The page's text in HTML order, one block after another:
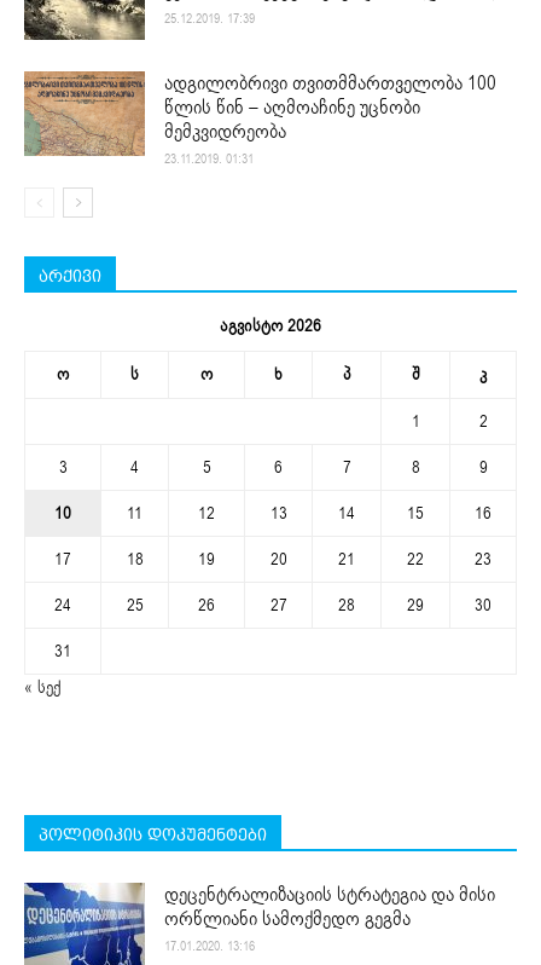
25.12.2019. 17:39
ადგილობრივი თვითმმართველობა 100
წლის წინ – აღმოაჩინე უცნობი
მემკვიდრეობა
23.11.2019. 01:31
არქივი
აგვისტო 2026
ო ს ო ხ პ შ კ
1
2
3
4 5 6 7 8
9
10
11 12 13 14 15
16
17
18 19 20 21 22
23
24
25 26 27 28 29
30
31
« სექ
პოლიტიკის დოკუმენტები
დეცენტრალიზაციის სტრატეგია და მისი
ორწლიანი სამოქმედო გეგმა
17.01.2020. 13:16